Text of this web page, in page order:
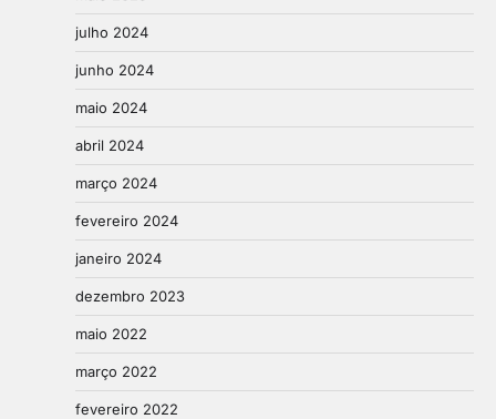
julho 2024
junho 2024
maio 2024
abril 2024
março 2024
fevereiro 2024
janeiro 2024
dezembro 2023
maio 2022
março 2022
fevereiro 2022